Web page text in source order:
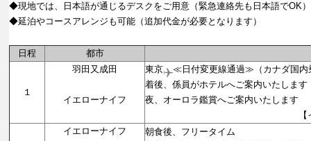
◆現地では、日本語が通じるデスクをご用意（緊急連絡先も日本語でOK）
◆延泊やコースアレンジも可能（追加代金が必要となります）
日程 都市
１
羽田又成田
イエローナイフ
東京
≪日付変更線通過≫（カナダ国内
着後、係員がホテルへご案内いたします
夜、オーロラ鑑賞へご案内いたします
【イエローナ
イエローナイフ
朝食後、フリータイム